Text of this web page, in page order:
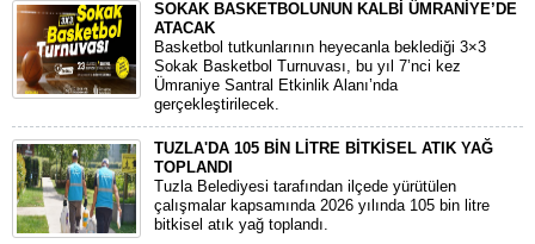
SOKAK BASKETBOLUNUN KALBİ ÜMRANİYE’DE
ATACAK
Basketbol tutkunlarının heyecanla beklediği 3×3
Sokak Basketbol Turnuvası, bu yıl 7’nci kez
Ümraniye Santral Etkinlik Alanı’nda
gerçekleştirilecek.
TUZLA'DA 105 BİN LİTRE BİTKİSEL ATIK YAĞ
TOPLANDI
Tuzla Belediyesi tarafından ilçede yürütülen
çalışmalar kapsamında 2026 yılında 105 bin litre
bitkisel atık yağ toplandı.